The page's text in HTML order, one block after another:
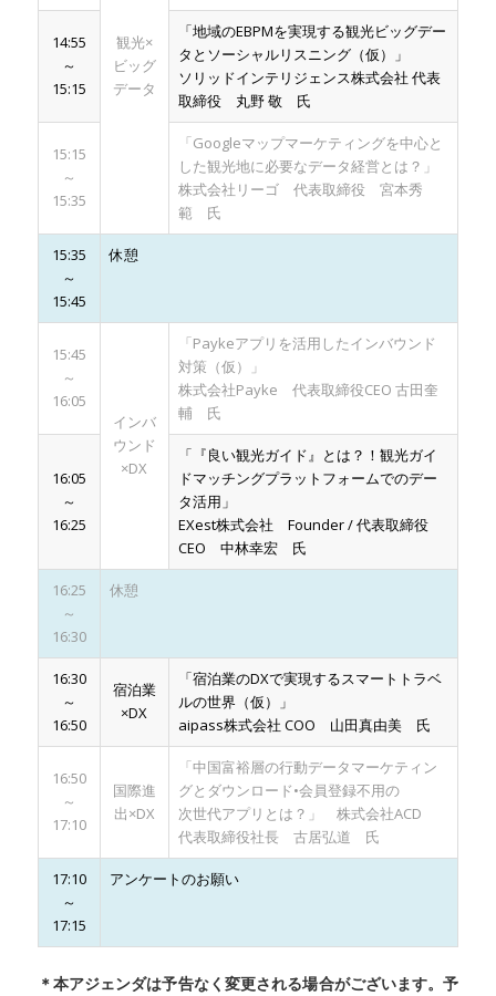
観光×
ビッグ
データ
14:55
～
15:15
「地域のEBPMを実現する観光ビッグデー
タとソーシャルリスニング（仮）」
ソリッドインテリジェンス株式会社 代表
取締役 丸野 敬 氏
15:15
～
15:35
「Googleマップマーケティングを中心と
した観光地に必要なデータ経営とは？」
株式会社リーゴ 代表取締役 宮本秀
範 氏
15:35
～
15:45
休憩
15:45
～
16:05
インバ
ウンド
×DX
「Paykeアプリを活用したインバウンド
対策（仮）」
株式会社Payke 代表取締役CEO 古田奎
輔 氏
16:05
～
16:25
「『良い観光ガイド』とは？！観光ガイ
ドマッチングプラットフォームでのデー
タ活用」
EXest株式会社 Founder / 代表取締役
CEO 中林幸宏 氏
16:25
～
16:30
休憩
16:30
～
16:50
宿泊業
×DX
「宿泊業のDXで実現するスマートトラベ
ルの世界（仮）」
aipass株式会社 COO 山田真由美 氏
16:50
～
17:10
国際進
出×DX
「中国富裕層の行動データマーケティン
グとダウンロード•会員登録不用の
次世代アプリとは？」 株式会社ACD
代表取締役社長 古居弘道 氏
17:10
～
17:15
アンケートのお願い
＊本アジェンダは予告なく変更される場合がございます。予